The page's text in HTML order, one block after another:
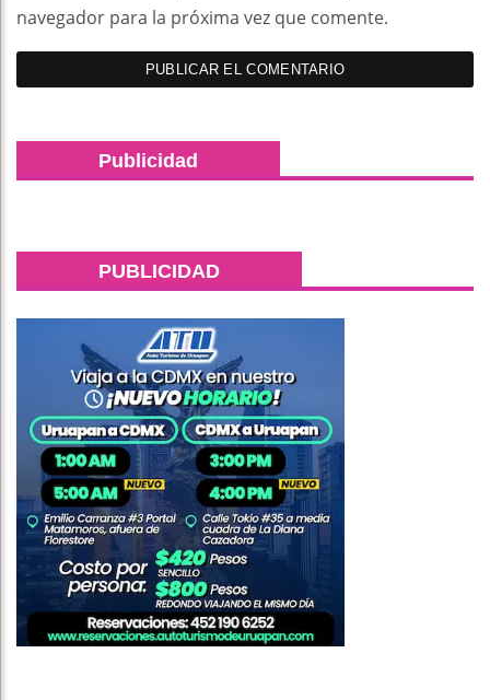
navegador para la próxima vez que comente.
Publicidad
PUBLICIDAD